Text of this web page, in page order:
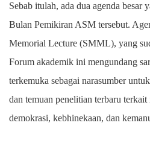
Sebab itulah, ada dua agenda besar
Bulan Pemikiran ASM tersebut.
Memorial Lecture (SMML), yang
Forum akademik ini mengundang
terkemuka sebagai narasumber
dan temuan penelitian terbaru
demokrasi, kebhinekaan, dan